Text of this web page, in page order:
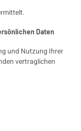
Daten
und Nutzung Ihrer
vertraglichen